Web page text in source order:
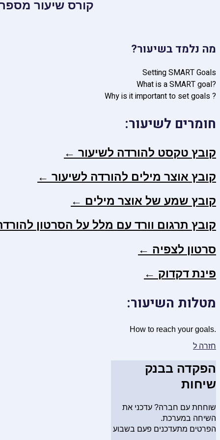
קורס שיעור מספר 5.
מה נלמד בשיעור?
Setting SMART Goals
?What is a SMART goal
? Why is it important to set goals
חומרים לשיעור:
קובץ טקסט להורדה לשיעור ←
קובץ אוצר מילים להורדה לשיעור ←
קובץ שמע של אוצר מילים ←
קובץ תרגום וורד עם מלל על הסרטון
סרטון לצפיה ←
פינת דקדוק ←
מטלות השיעור:
.How to reach your goals
חזרה ל
הפקדה בבנק
שיחות
שוחחת עם חברה? עדכני את
השיחה במערכת.
הפרטים מתעדכנים פעם בשבוע